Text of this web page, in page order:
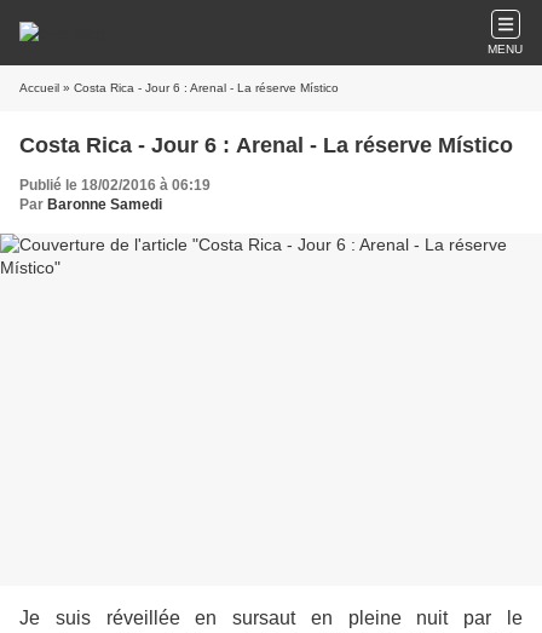
MENU
Accueil » Costa Rica - Jour 6 : Arenal - La réserve Místico
Costa Rica - Jour 6 : Arenal - La réserve Místico
Publié le 18/02/2016 à 06:19
Par Baronne Samedi
Je suis réveillée en sursaut en pleine nuit par le